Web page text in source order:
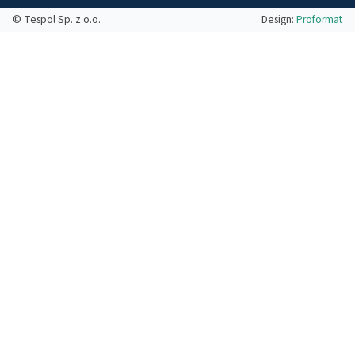
© Tespol Sp. z o.o. Design: Proformat